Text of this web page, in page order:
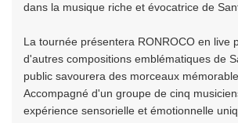
dans la musique riche et évocatrice de
La tournée présentera RONROCO en live
d'autres compositions emblématiques de
public savourera des morceaux
Accompagné d'un groupe de cinq
expérience sensorielle et émotionnelle